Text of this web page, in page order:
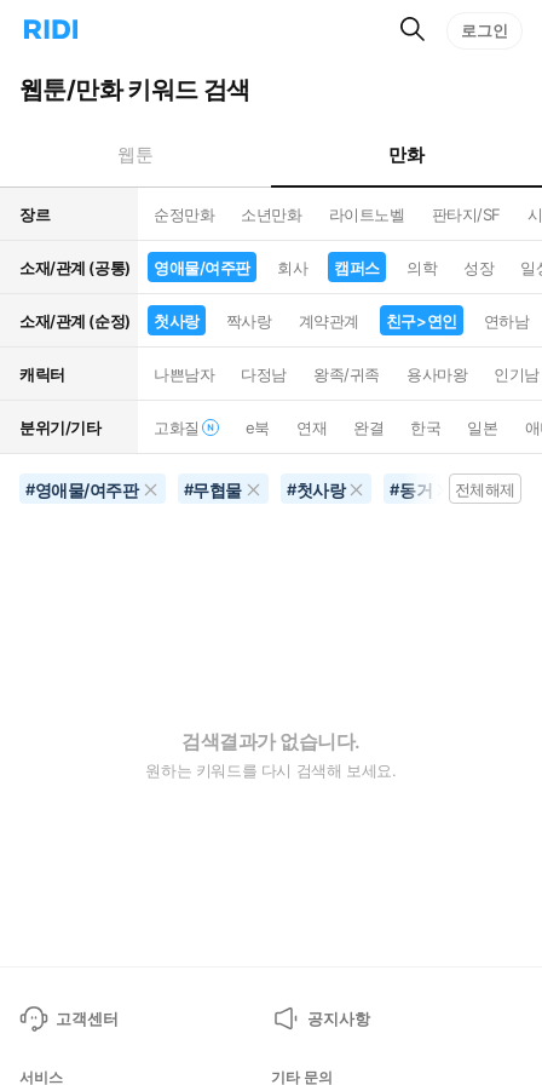
리
홈
으
턴
트
검
로그인
웹툰/만화 키워드 검색
웹툰 만화
장르 순정만화 소년만화 라이트노벨 판타지/SF
소재/관계 (공통) 영애물/여주판 회사 캠퍼스 의학 성장 일
소재/관계 (순정) 첫사랑 짝사랑 계약관계 친구>연인 연하남
캐릭터 나쁜남자 다정남 왕족/귀족 용사마왕 인기남
분위기/기타 고화질 e북 연재 완결 한국 일본
#영애물/여주판 #무협물 #첫사랑 #동거 #초능력
전체해제
검색결과가 없습니다.
원하는 키워드를 다시 검색해 보세요.
고객센터 공지사항
서비스 기타 문의